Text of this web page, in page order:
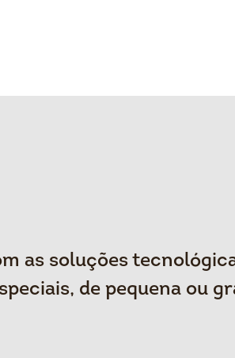
as soluções
de pequena ou